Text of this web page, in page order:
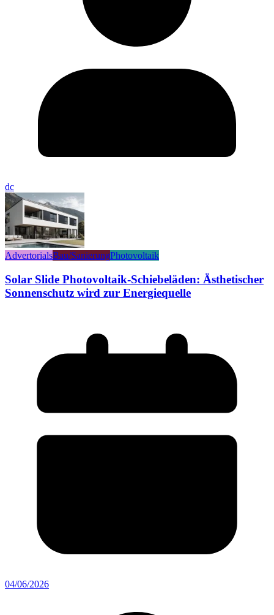
dc
AdvertorialsBau/SanierungPhotovoltaik
Solar Slide Photovoltaik-Schiebeläden: Ästhetischer
Sonnenschutz wird zur Energiequelle
04/06/2026